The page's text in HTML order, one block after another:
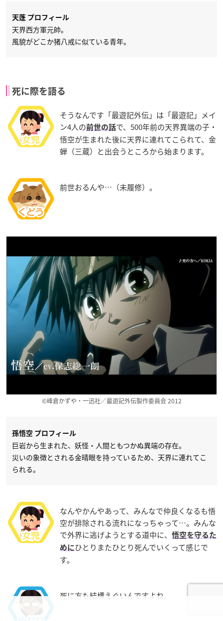
天蓬 プロフィール
天界西方軍元帥。
風貌がどこか猪八戒に似ている青年。
死に際を語る
そうなんです「最遊記外伝」は「最遊記」メイ
ン4人の前世の話で、500年前の天界異端の子・
悟空が生まれた後に天界に連れてこられて、金
蝉（三蔵）と出会うところから始まります。
前世おるんや…（未履修）。
©峰倉かずや・一迅社／最遊記外伝製作委員会 2012
孫悟空 プロフィール
巨岩から生まれた、妖怪・人間ともつかぬ異端の存在。
災いの象徴とされる金晴眼を持っているため、天界に連れてこ
られる。
なんやかんやあって、みんなで仲良くなるも悟
空が排除される流れになっちゃって…。みんな
で外界に逃げようとする道中に、
悟空を守るた
めに ひとりまたひとり死んでいくって感じで
す。
死に方も結構えぐいんですよね。